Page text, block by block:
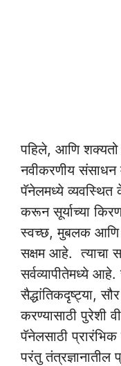
पहिले, आणि
नवीकरणीय
पॅनेलमध्ये व्यवस्थित
करून सूर्याच्या
स्वच्छ, मुबलक आणि
सक्षम आहे. त्याचा
सर्वव्यापीतेमध्ये
सैद्धांतिकदृष्ट्या,
करण्यासाठी पुरेशी
पॅनेलसाठी
परंतु तंत्रज्ञानातील